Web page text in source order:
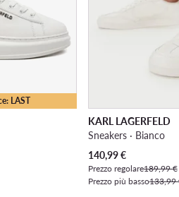
LAST
KARL LAGERFELD
Sneakers · Bianco
Prezzo attuale
140,99€
Prezzo regolare189,99 €
Prezzo più basso133,99